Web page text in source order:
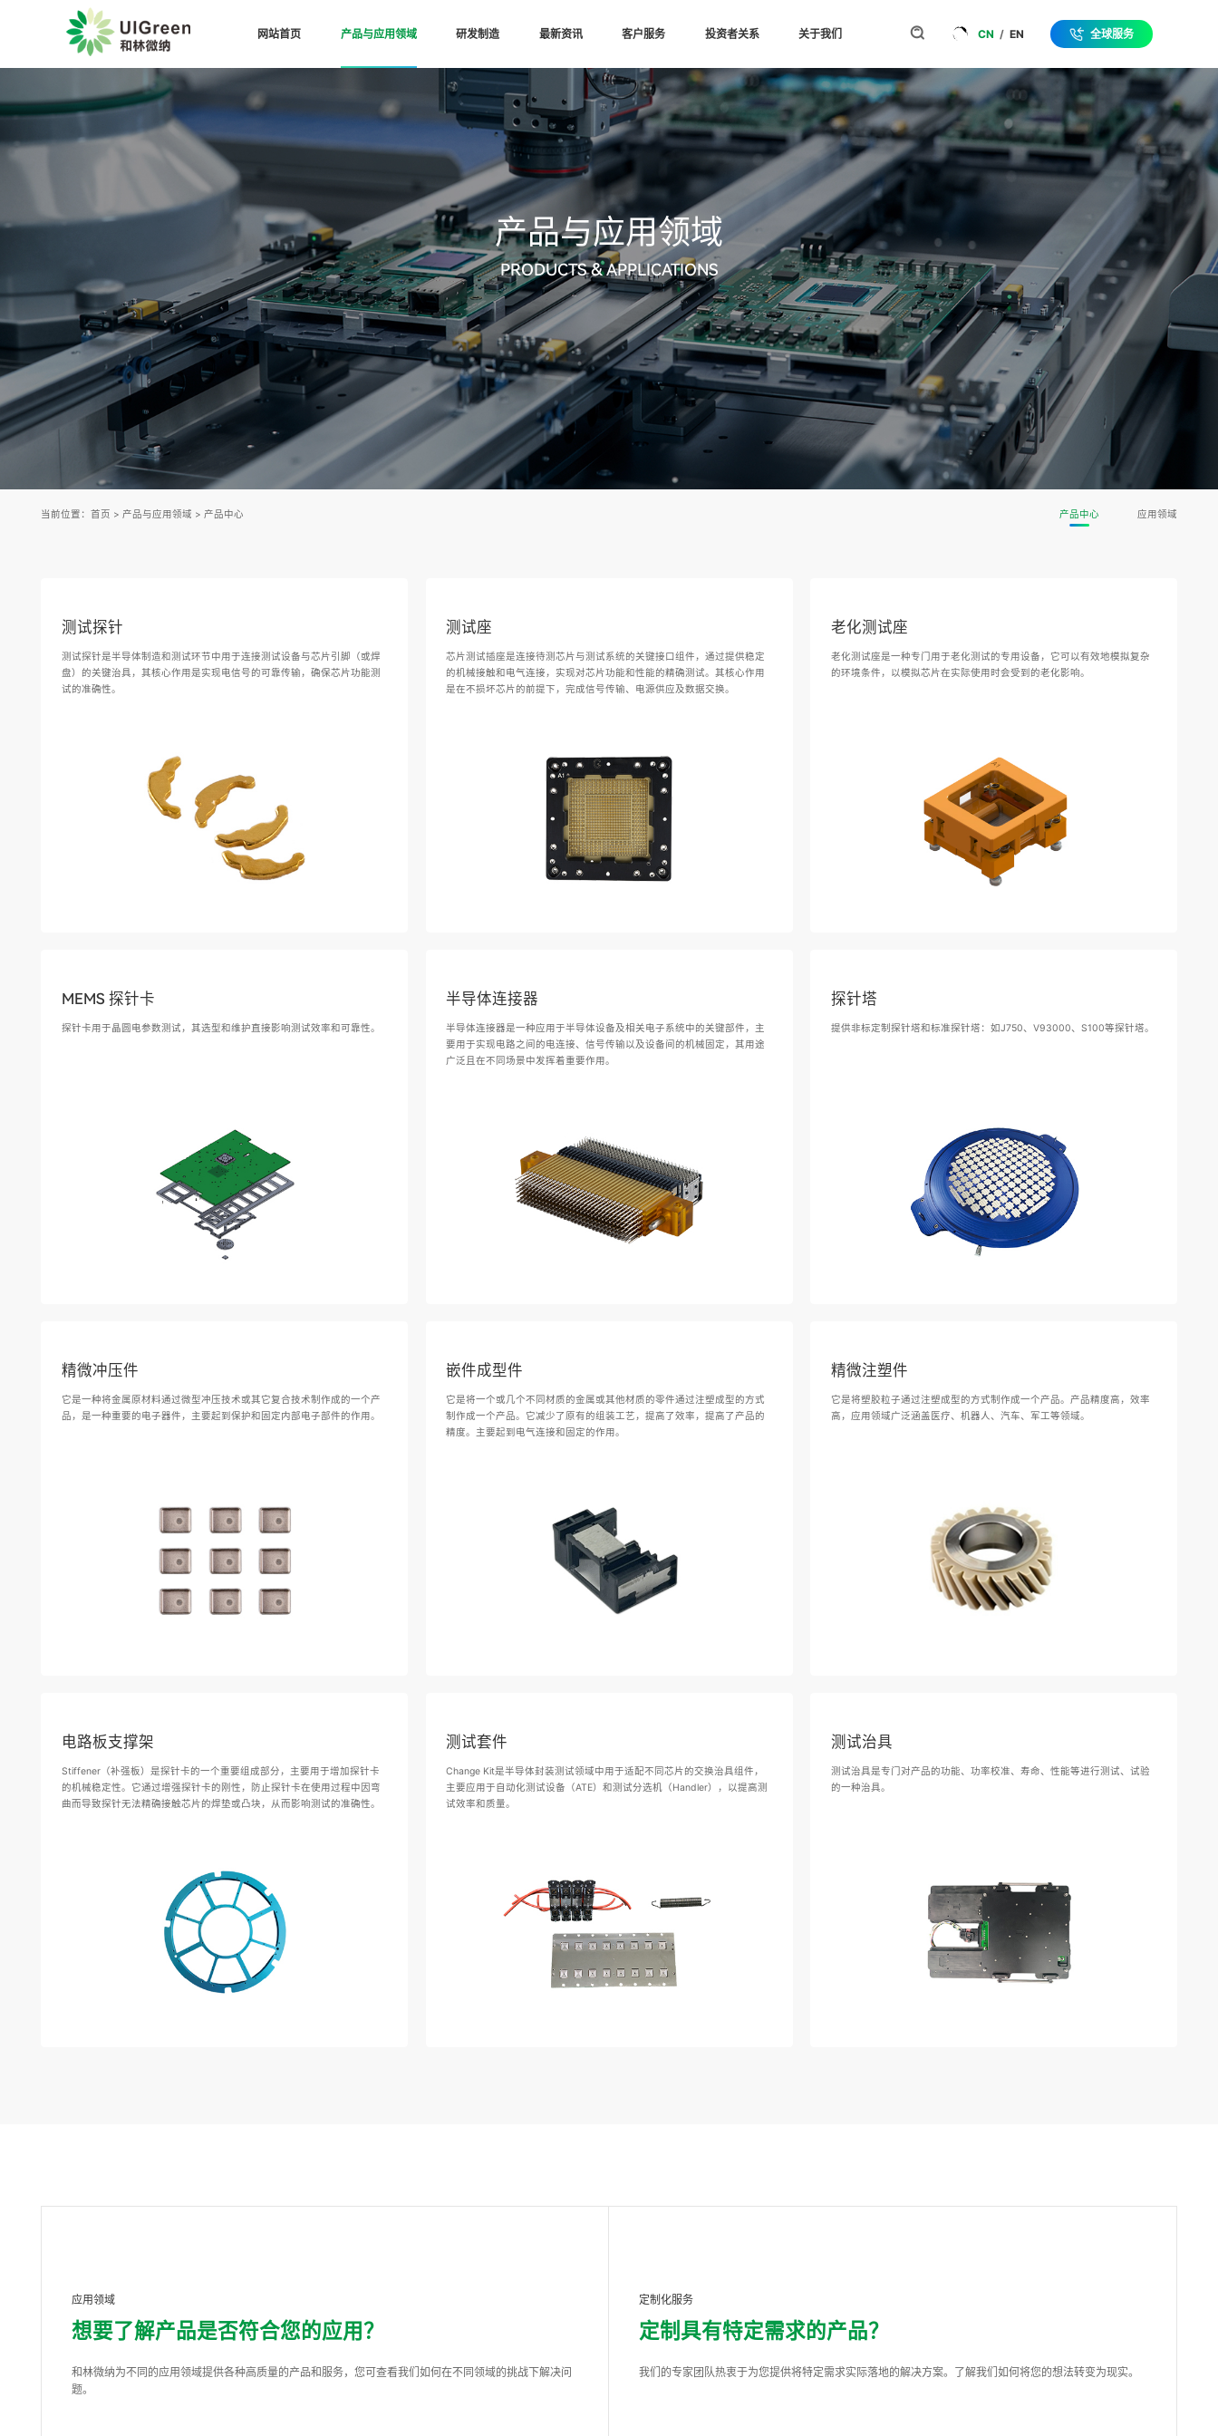
网站首页 产品与应用领域 研发制造 最新资讯 客户服务 投资者关系 关于我们 CN / EN 全球服务
产品与应用领域
PRODUCTS & APPLICATIONS
当前位置： 首页 > 产品与应用领域 > 产品中心 产品中心 应用领域
测试探针
测试探针是半导体制造和测试环节中用于连接测试设备与芯片引脚（或焊
盘）的关键治具，其核心作用是实现电信号的可靠传输，确保芯片功能测
试的准确性。
测试座
芯片测试插座是连接待测芯片与测试系统的关键接口组件，通过提供稳定
的机械接触和电气连接，实现对芯片功能和性能的精确测试。其核心作用
是在不损坏芯片的前提下，完成信号传输、电源供应及数据交换。
老化测试座
老化测试座是一种专门用于老化测试的专用设备，它可以有效地模拟复杂
的环境条件，以模拟芯片在实际使用时会受到的老化影响。
MEMS 探针卡
探针卡用于晶圆电参数测试，其选型和维护直接影响测试效率和可靠性。
半导体连接器
半导体连接器是一种应用于半导体设备及相关电子系统中的关键部件，主
要用于实现电路之间的电连接、信号传输以及设备间的机械固定，其用途
广泛且在不同场景中发挥着重要作用。
探针塔
提供非标定制探针塔和标准探针塔：如J750、V93000、S100等探针塔。
精微冲压件
它是一种将金属原材料通过微型冲压技术或其它复合技术制作成的一个产
品，是一种重要的电子器件，主要起到保护和固定内部电子部件的作用。
嵌件成型件
它是将一个或几个不同材质的金属或其他材质的零件通过注塑成型的方式
制作成一个产品。它减少了原有的组装工艺，提高了效率，提高了产品的
精度。主要起到电气连接和固定的作用。
精微注塑件
它是将塑胶粒子通过注塑成型的方式制作成一个产品。产品精度高，效率
高，应用领域广泛涵盖医疗、机器人、汽车、军工等领域。
电路板支撑架
Stiffener（补强板）是探针卡的一个重要组成部分，主要用于增加探针卡
的机械稳定性。它通过增强探针卡的刚性，防止探针卡在使用过程中因弯
曲而导致探针无法精确接触芯片的焊垫或凸块，从而影响测试的准确性。
测试套件
Change Kit是半导体封装测试领域中用于适配不同芯片的交换治具组件，
主要应用于自动化测试设备（ATE）和测试分选机（Handler），以提高测
试效率和质量。
测试治具
测试治具是专门对产品的功能、功率校准、寿命、性能等进行测试、试验
的一种治具。
应用领域
想要了解产品是否符合您的应用？
和林微纳为不同的应用领域提供各种高质量的产品和服务，您可查看我们如何在不同领域的挑战下解决问
题。
定制化服务
定制具有特定需求的产品？
我们的专家团队热衷于为您提供将特定需求实际落地的解决方案。了解我们如何将您的想法转变为现实。